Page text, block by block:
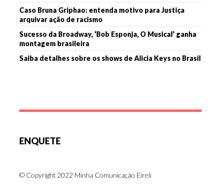
Caso Bruna Griphao: entenda motivo para Justiça
arquivar ação de racismo
Sucesso da Broadway, ‘Bob Esponja, O Musical’ ganha
montagem brasileira
Saiba detalhes sobre os shows de Alicia Keys no Brasil
ENQUETE
© Copyright 2022 Minha Comunicação Eireli